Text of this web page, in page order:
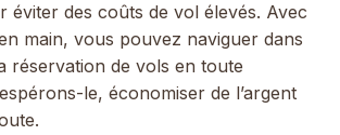
éviter des coûts de vol élevés. Avec
main, vous pouvez naviguer dans
réservation de vols en toute
le, économiser de l’argent